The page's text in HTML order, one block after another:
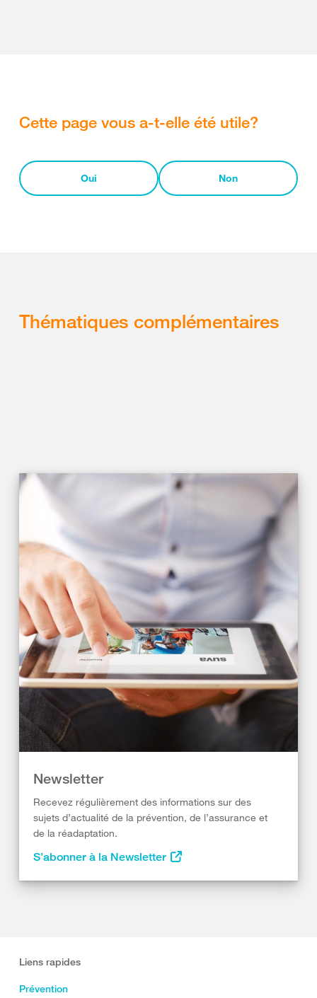
Cette page vous a-t-elle été utile?
Oui Non
Thématiques complémentaires
Newsletter
Recevez régulièrement des informations sur des
sujets d’actualité de la prévention, de l’assurance et
de la réadaptation.
S’abonner à la Newsletter
Liens rapides
Prévention